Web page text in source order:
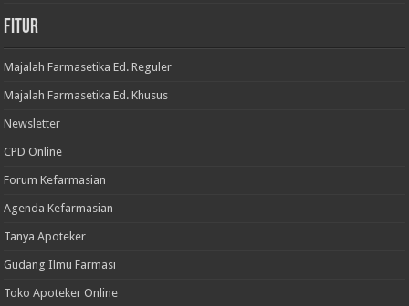
Fitur
Majalah Farmasetika Ed. Reguler
Majalah Farmasetika Ed. Khusus
Newsletter
CPD Online
Forum Kefarmasian
Agenda Kefarmasian
Tanya Apoteker
Gudang Ilmu Farmasi
Toko Apoteker Online